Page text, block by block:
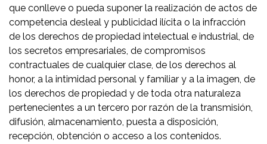
que conlleve o pueda suponer la realización de actos de
competencia desleal y publicidad ilícita o la infracción
de los derechos de propiedad intelectual e industrial, de
los secretos empresariales, de compromisos
contractuales de cualquier clase, de los derechos al
honor, a la intimidad personal y familiar y a la imagen, de
los derechos de propiedad y de toda otra naturaleza
pertenecientes a un tercero por razón de la transmisión,
difusión, almacenamiento, puesta a disposición,
recepción, obtención o acceso a los contenidos.